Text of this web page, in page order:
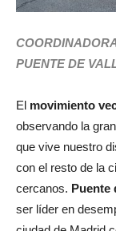
PUENTE DE
El movimiento
observando la
que vive nuestro
con el resto de la
cercanos. Puente
ser líder en